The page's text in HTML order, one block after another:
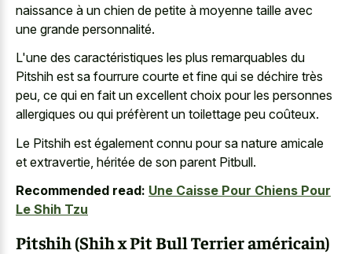
naissance à un chien de petite à moyenne taille avec
une grande personnalité.
L'une des caractéristiques les plus remarquables du
Pitshih est sa fourrure courte et fine qui se déchire très
peu, ce qui en fait un excellent choix pour les personnes
allergiques ou qui préfèrent un toilettage peu coûteux.
Le Pitshih est également connu pour sa nature amicale
et extravertie, héritée de son parent Pitbull.
Recommended read: Une Caisse Pour Chiens Pour
Le Shih Tzu
Pitshih (Shih x Pit Bull Terrier américain)